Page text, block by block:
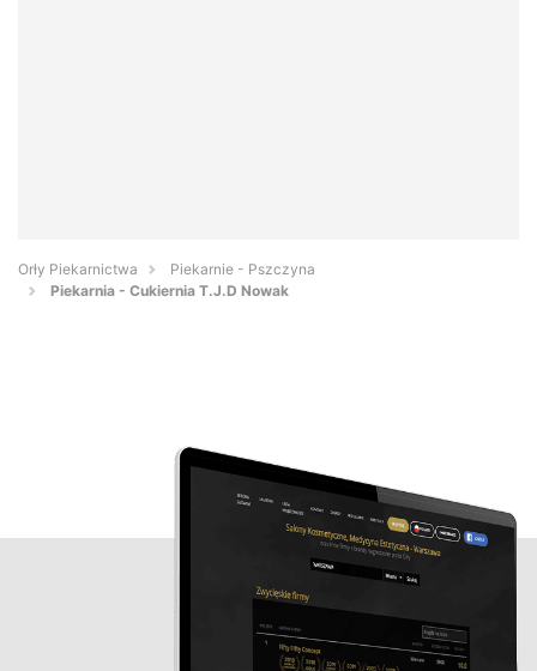
Orły Piekarnictwa
Piekarnie - Pszczyna
Piekarnia - Cukiernia T.J.D Nowak